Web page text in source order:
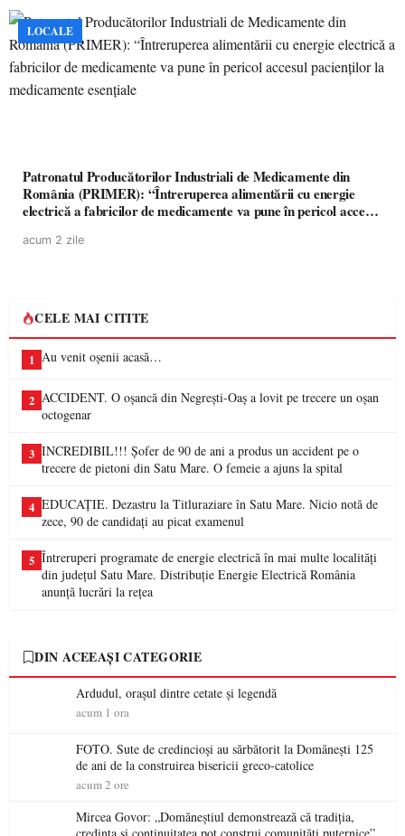
LOCALE
Patronatul Producătorilor Industriali de Medicamente din
România (PRIMER): “Întreruperea alimentării cu energie
electrică a fabricilor de medicamente va pune în pericol accesul
acum 2 zile
CELE MAI CITITE
1 Au venit oșenii acasă…
2 ACCIDENT. O oșancă din Negrești-Oaș a lovit pe trecere un oșan
octogenar
3 INCREDIBIL!!! Șofer de 90 de ani a produs un accident pe o
trecere de pietoni din Satu Mare. O femeie a ajuns la spital
4 EDUCAȚIE. Dezastru la Titluraziare în Satu Mare. Nicio notă de
zece, 90 de candidați au picat examenul
5 Întreruperi programate de energie electrică în mai multe localități
din județul Satu Mare. Distribuție Energie Electrică România
anunță lucrări la rețea
DIN ACEEAȘI CATEGORIE
Ardudul, orașul dintre cetate și legendă
acum 1 ora
FOTO. Sute de credincioși au sărbătorit la Domănești 125
de ani de la construirea bisericii greco-catolice
acum 2 ore
Mircea Govor: „Domăneștiul demonstrează că tradiția,